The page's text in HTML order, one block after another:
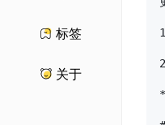
标签
关于